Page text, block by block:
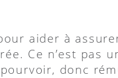
aider à
Ce n’est pas
donc